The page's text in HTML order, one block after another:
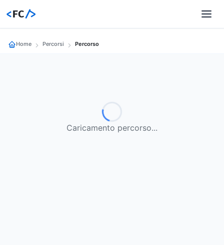
<FC/>
Home Percorsi Percorso
Caricamento percorso...